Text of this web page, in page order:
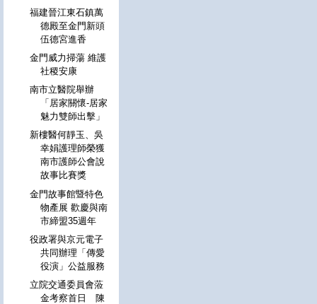
福建晉江東石鎮萬
德殿至金門新頭
伍德宮進香
金門威力掃蕩 維護
社稷安康
南市立醫院舉辦
「居家關懷-居家
魅力雙師出擊」
新樓醫何靜玉、吳
幸娟護理師榮獲
南市護師公會說
故事比賽獎
金門故事館暨特色
物產展 歡慶與南
市締盟35週年
役政署與京元電子
共同辦理「傳愛
役演」公益服務
立院交通委員會蒞
金考察首日 陳